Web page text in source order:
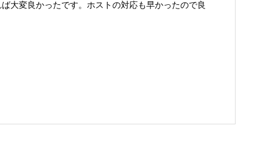
大変良かったです。ホストの対応も早かったので良